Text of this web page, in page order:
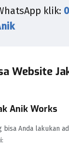
klik:
Website
Anik Works
bisa Anda lakukan